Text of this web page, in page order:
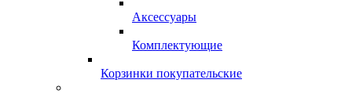
Аксессуары
Комплектующие
Корзинки покупательские